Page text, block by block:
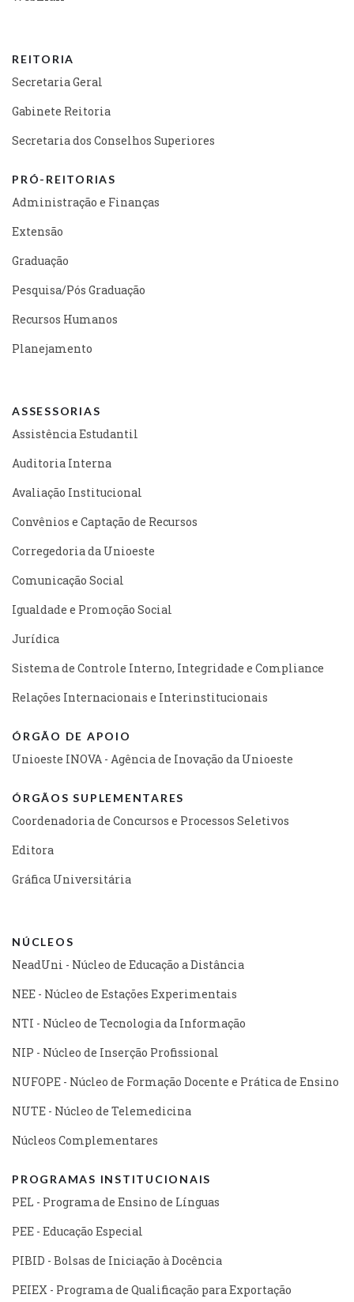
REITORIA
Secretaria Geral
Gabinete Reitoria
Secretaria dos Conselhos Superiores
PRÓ-REITORIAS
Administração e Finanças
Extensão
Graduação
Pesquisa/Pós Graduação
Recursos Humanos
Planejamento
ASSESSORIAS
Assistência Estudantil
Auditoria Interna
Avaliação Institucional
Convênios e Captação de Recursos
Corregedoria da Unioeste
Comunicação Social
Igualdade e Promoção Social
Jurídica
Sistema de Controle Interno, Integridade e Compliance
Relações Internacionais e Interinstitucionais
ÓRGÃO DE APOIO
Unioeste INOVA - Agência de Inovação da Unioeste
ÓRGÃOS SUPLEMENTARES
Coordenadoria de Concursos e Processos Seletivos
Editora
Gráfica Universitária
NÚCLEOS
NeadUni - Núcleo de Educação a Distância
NEE - Núcleo de Estações Experimentais
NTI - Núcleo de Tecnologia da Informação
NIP - Núcleo de Inserção Profissional
NUFOPE - Núcleo de Formação Docente e Prática de Ensino
NUTE - Núcleo de Telemedicina
Núcleos Complementares
PROGRAMAS INSTITUCIONAIS
PEL - Programa de Ensino de Línguas
PEE - Educação Especial
PIBID - Bolsas de Iniciação à Docência
PEIEX - Programa de Qualificação para Exportação